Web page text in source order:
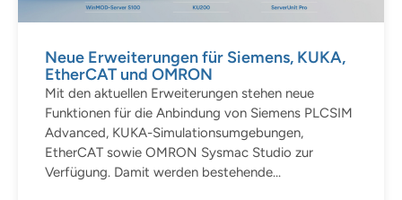
Neue Erweiterungen für Siemens, KUKA,
EtherCAT und OMRON
Mit den aktuellen Erweiterungen stehen neue
Funktionen für die Anbindung von Siemens PLCSIM
Advanced, KUKA-Simulationsumgebungen,
EtherCAT sowie OMRON Sysmac Studio zur
Verfügung. Damit werden bestehende...